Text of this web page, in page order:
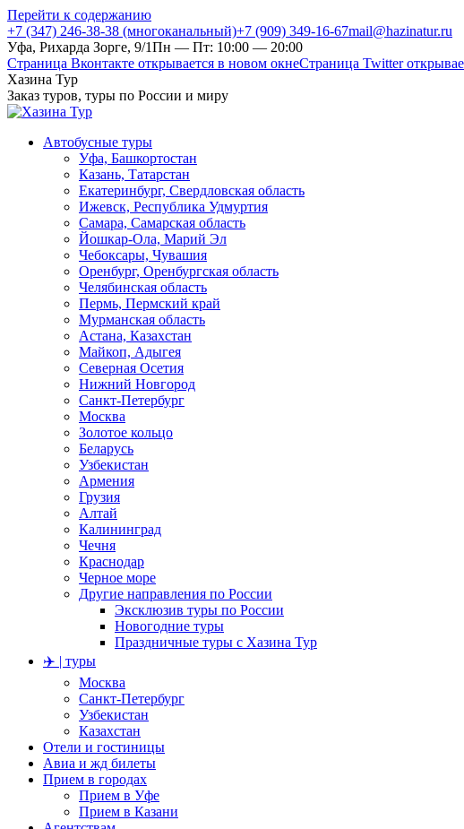
Перейти к содержанию
+7 (347) 246-38-38 (многоканальный)+7 (909) 349-16-67mail@hazinatur.ru
Уфа, Рихарда Зорге, 9/1Пн — Пт: 10:00 — 20:00
Страница Вконтакте открывается в новом окнеСтраница Twitter
Хазина Тур
Заказ туров, туры по России и миру
Автобусные туры
Уфа, Башкортостан
Казань, Татарстан
Екатеринбург, Свердловская область
Ижевск, Республика Удмуртия
Самара, Самарская область
Йошкар-Ола, Марий Эл
Чебоксары, Чувашия
Оренбург, Оренбургская область
Челябинская область
Пермь, Пермский край
Мурманская область
Астана, Казахстан
Майкоп, Адыгея
Северная Осетия
Нижний Новгород
Санкт-Петербург
Москва
Золотое кольцо
Беларусь
Узбекистан
Армения
Грузия
Алтай
Калининград
Чечня
Краснодар
Черное море
Другие направления по России
Эксклюзив туры по России
Новогодние туры
Праздничные туры с Хазина Тур
✈️ | туры
Москва
Санкт-Петербург
Узбекистан
Казахстан
Отели и гостиницы
Авиа и жд билеты
Прием в городах
Прием в Уфе
Прием в Казани